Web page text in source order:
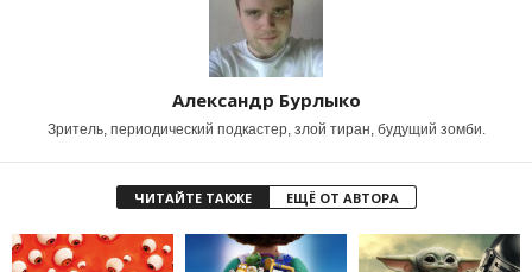
Александр Бурлыко
Зритель, периодический подкастер, злой тиран, будущий зомби.
ЧИТАЙТЕ ТАКЖЕ ЕЩЁ ОТ АВТОРА